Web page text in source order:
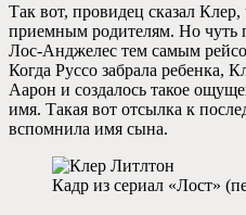
Так вот, провидец сказал Клер,
приемным родителям. Но чуть
Лос-Анджелес тем самым
Когда Руссо забрала ребенка,
Аарон и создалось такое
имя. Такая вот отсылка к
вспомнила имя сына.
Кадр из сериал «Лост»